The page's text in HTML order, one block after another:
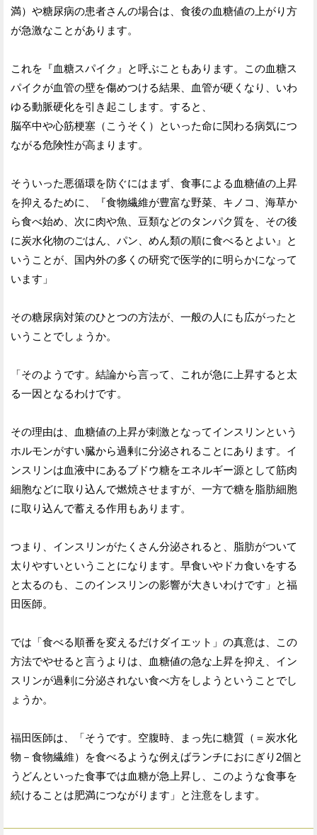
満）や糖尿病の患者さんの場合は、食後の血糖値の上がり方
が急激なことがあります。
これを『血糖スパイク』と呼ぶこともあります。この血糖ス
パイクが血管の壁を傷めつける結果、血管が硬くなり、いわ
ゆる動脈硬化を引き起こします。すると、
脳卒中や心筋梗塞（こうそく）といった命に関わる病気につ
ながる危険性が高まります。
そういった悪循環を防ぐにはまず、食事による血糖値の上昇
を抑えるために、『食物繊維が豊富な野菜、キノコ、海草か
ら食べ始め、次に肉や魚、豆類などのタンパク質を、その後
に炭水化物のごはん、パン、めん類の順に食べるとよい』と
いうことが、国内外の多くの研究で医学的に明らかになって
います」
その糖尿病対策のひとつの方法が、一般の人にも広がったと
いうことでしょうか。
「そのようです。結論から言って、これが急に上昇すると太
る一因となるわけです。
その理由は、血糖値の上昇が刺激となってインスリンという
ホルモンがすい臓から過剰に分泌されることにあります。イ
ンスリンは血液中にあるブドウ糖をエネルギー源として筋肉
細胞などに取り込んで燃焼させますが、一方で糖を脂肪細胞
に取り込んで蓄える作用もあります。
つまり、インスリンがたくさん分泌されると、脂肪がついて
太りやすいということになります。早食いやドカ食いをする
と太るのも、このインスリンの影響が大きいわけです」と福
田医師。
では「食べる順番を変えるだけダイエット」の真意は、この
方法でやせると言うよりは、血糖値の急な上昇を抑え、イン
スリンが過剰に分泌されない食べ方をしようということでし
ょうか。
福田医師は、「そうです。空腹時、まっ先に糖質（＝炭水化
物－食物繊維）を食べるような例えばランチにおにぎり2個と
うどんといった食事では血糖が急上昇し、このような食事を
続けることは肥満につながります」と注意をします。